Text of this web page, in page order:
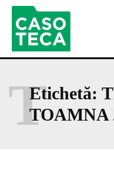
Etichetă:
TOAMNA
T